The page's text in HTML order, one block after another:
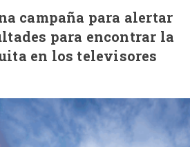
campaña para alertar
para encontrar la
en los televisores